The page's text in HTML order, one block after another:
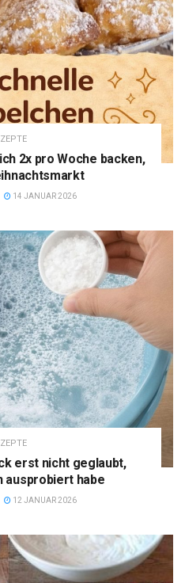
2x pro Woche backen,
14 JANUAR 2026
erst nicht geglaubt,
ausprobiert habe
12 JANUAR 2026